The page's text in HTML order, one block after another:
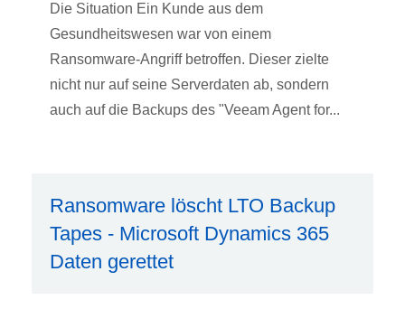
Die Situation Ein Kunde aus dem
Gesundheitswesen war von einem
Ransomware-Angriff betroffen. Dieser zielte
nicht nur auf seine Serverdaten ab, sondern
auch auf die Backups des "Veeam Agent for...
Ransomware löscht LTO Backup
Tapes - Microsoft Dynamics 365
Daten gerettet